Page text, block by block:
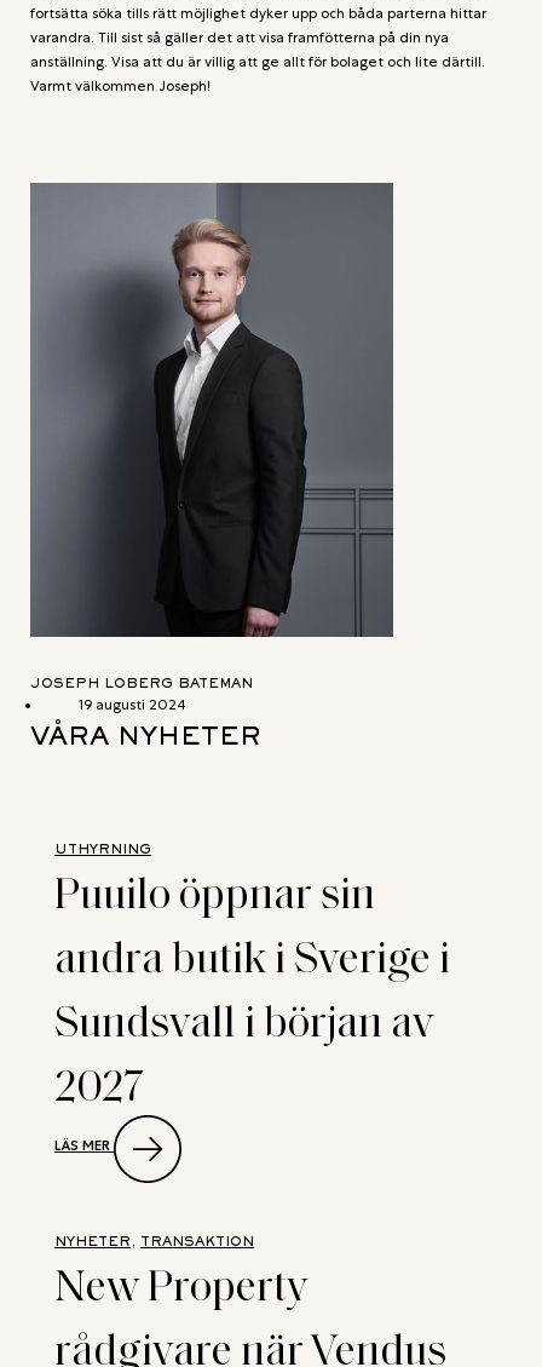
JOSEPH LOBERG BATEMAN
19 augusti 2024
fortsätta söka tills rätt möjlighet dyker upp och båda parterna hittar
varandra. Till sist så gäller det att visa framfötterna på din nya
anställning. Visa att du är villig att ge allt för bolaget och lite därtill.
Varmt välkommen Joseph!
VÅRA NYHETER
UTHYRNING
Puuilo öppnar sin
andra butik i Sverige i
Sundsvall i början av
2027
LÄS MER
PUUILO
BUTIK
SVERIGE
I
I
NYHETER , TRANSAKTION
New Property
rådgivare när Vendus